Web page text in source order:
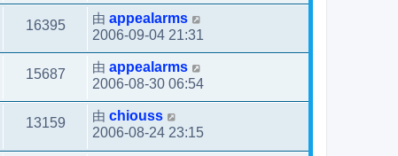
16395 由 appealarms
2006-09-04 21:31
15687 由 appealarms
2006-08-30 06:54
13159 由 chiouss
2006-08-24 23:15